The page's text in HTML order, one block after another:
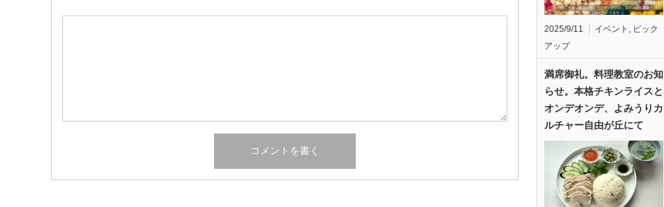
2025/9/11 イベント , ピック
アップ
満席御礼。料理教室のお知
らせ。本格チキンライスと
オンデオンデ、よみうりカ
ルチャー自由が丘にて